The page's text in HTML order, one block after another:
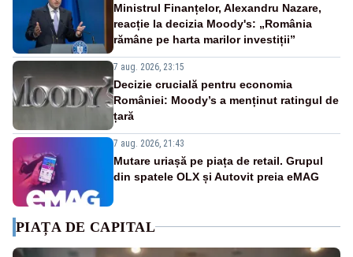
Ministrul Finanțelor, Alexandru Nazare,
reacție la decizia Moody's: „România
rămâne pe harta marilor investiții”
7 aug. 2026, 23:15
Decizie crucială pentru economia
României: Moody’s a menținut ratingul de
țară
7 aug. 2026, 21:43
Mutare uriașă pe piața de retail. Grupul
din spatele OLX și Autovit preia eMAG
PIAȚA DE CAPITAL